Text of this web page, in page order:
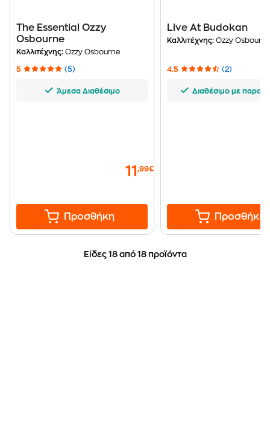
The Essential Ozzy
Osbourne
Καλλιτέχνης: Ozzy Osbourne
5 (5)
Άμεσα Διαθέσιμο
11 ,99€
Προσθήκη
Live At Budokan
Καλλιτέχνης: Ozzy
4.5 (2)
Διαθέσιμο με
Προσθήκη
Είδες 18 από 18 προϊόντα